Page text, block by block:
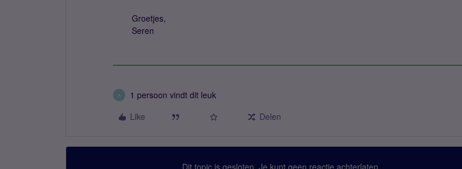
Groetjes,
Seren
A
1 persoon vindt dit leuk
Like
Delen
Dit topic is gesloten. Je kunt geen reactie achterlaten.